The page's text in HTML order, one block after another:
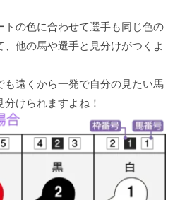
トの色に合わせて選手も同じ色の
他の馬や選手と見分けがつくよ
も遠くから一発で自分の見たい馬
けられますよね！